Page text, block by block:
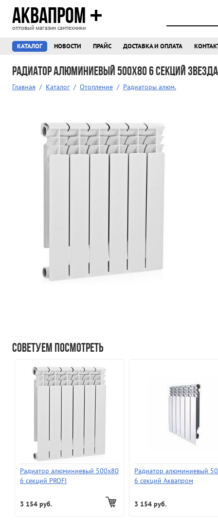
АКВАПРОМ
оптовый магазин сантехники
КАТАЛОГ НОВОСТИ ПРАЙС ДОСТАВКА И ОПЛАТА
Радиатор алюминиевый 500х80 6 секций ЗВЕЗДА
Главная / Каталог / Отопление / Радиаторы алюм.
Советуем посмотреть
Радиатор алюминиевый 500х80
6 секций PROFI
3 154 руб.
Радиатор алюминиевый
6 секций Аквапром
3 154 руб.